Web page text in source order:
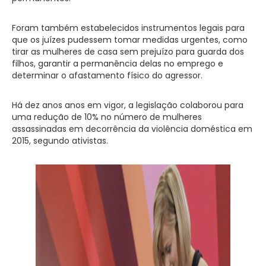
Foram também estabelecidos instrumentos legais para
que os juízes pudessem tomar medidas urgentes, como
tirar as mulheres de casa sem prejuízo para guarda dos
filhos, garantir a permanência delas no emprego e
determinar o afastamento físico do agressor.
Há dez anos anos em vigor, a legislação colaborou para
uma redução de 10% no número de mulheres
assassinadas em decorrência da violência doméstica em
2015, segundo ativistas.